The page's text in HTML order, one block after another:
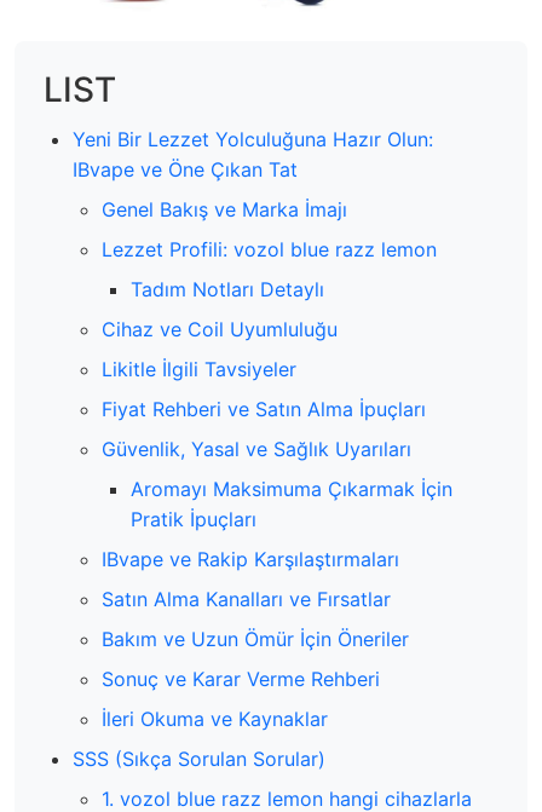
LIST
Yeni Bir Lezzet Yolculuğuna Hazır Olun:
IBvape ve Öne Çıkan Tat
Genel Bakış ve Marka İmajı
Lezzet Profili: vozol blue razz lemon
Tadım Notları Detaylı
Cihaz ve Coil Uyumluluğu
Likitle İlgili Tavsiyeler
Fiyat Rehberi ve Satın Alma İpuçları
Güvenlik, Yasal ve Sağlık Uyarıları
Aromayı Maksimuma Çıkarmak İçin
Pratik İpuçları
IBvape ve Rakip Karşılaştırmaları
Satın Alma Kanalları ve Fırsatlar
Bakım ve Uzun Ömür İçin Öneriler
Sonuç ve Karar Verme Rehberi
İleri Okuma ve Kaynaklar
SSS (Sıkça Sorulan Sorular)
1. vozol blue razz lemon hangi cihazlarla